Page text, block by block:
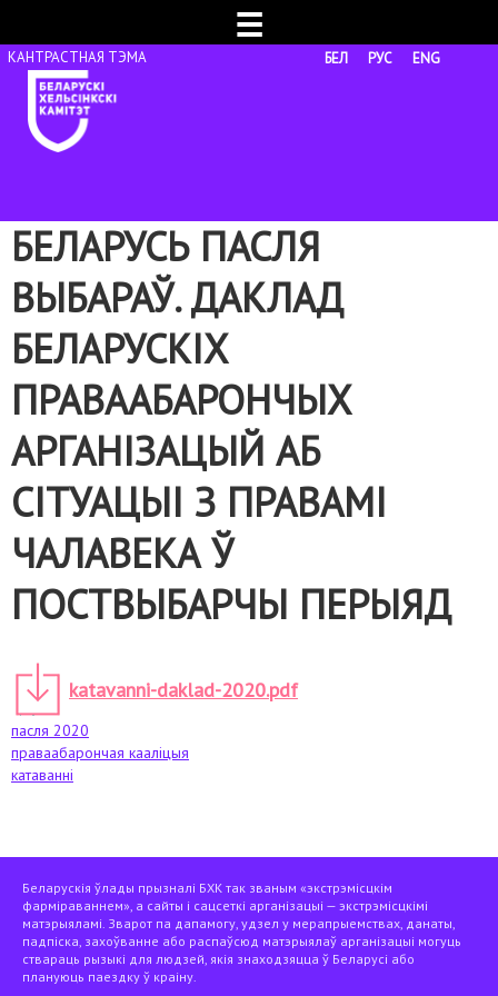
☰
БЕЛ РУС ENG
БЕЛАРУСЬ ПАСЛЯ
ВЫБАРАЎ. ДАКЛАД
БЕЛАРУСКІХ
ПРАВААБАРОНЧЫХ
АРГАНІЗАЦЫЙ АБ
СІТУАЦЫІ З ПРАВАМІ
ЧАЛАВЕКА Ў
ПОСТВЫБАРЧЫ ПЕРЫЯД
katavanni-daklad-2020.pdf
пасля 2020
праваабарончая кааліцыя
катаванні
Беларускія ўлады прызналі БХК так званым «экстрэмісцкім
фарміраваннем», а сайты і сацсеткі арганізацыі — экстрэмісцкімі
матэрыяламі. Зварот па дапамогу, удзел у мерапрыемствах, данаты,
падпіска, захоўванне або распаўсюд матэрыялаў арганізацыі могуць
ствараць рызыкі для людзей, якія знаходзяцца ў Беларусі або
плануюць паездку ў краіну.